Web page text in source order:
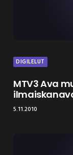
DIGILELUT
MTV3 Ava
5.11.2010